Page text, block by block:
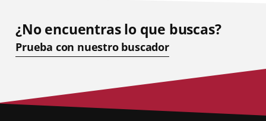
¿No encuentras lo que buscas?
Prueba con nuestro buscador